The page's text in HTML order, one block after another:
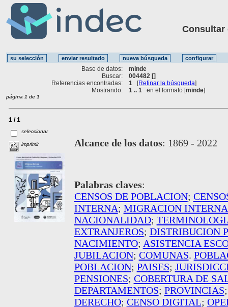
Consultar
Base de datos:
minde
Buscar:
004482 []
Referencias encontradas:
1 [Refinar la búsqueda]
Mostrando:
1 .. 1 en el formato [minde]
página 1 de 1
1 / 1
seleccionar
imprimir Alcance de los datos: 1869 - 2022
Palabras claves:
CENSOS DE POBLACION;
INTERNA; MIGRACION
NACIONALIDAD;
EXTRANJEROS; DISTRIBUCION
NACIMIENTO; ASISTENCIA
JUBILACION; COMUNAS.
POBLACION; PAISES;
PENSIONES; COBERTURA DE
DEPARTAMENTOS; PROVINCIAS
DERECHO; CENSO DIGITAL;